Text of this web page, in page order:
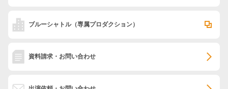
ブルーシャトル（専属プロダクション）
資料請求・お問い合わせ